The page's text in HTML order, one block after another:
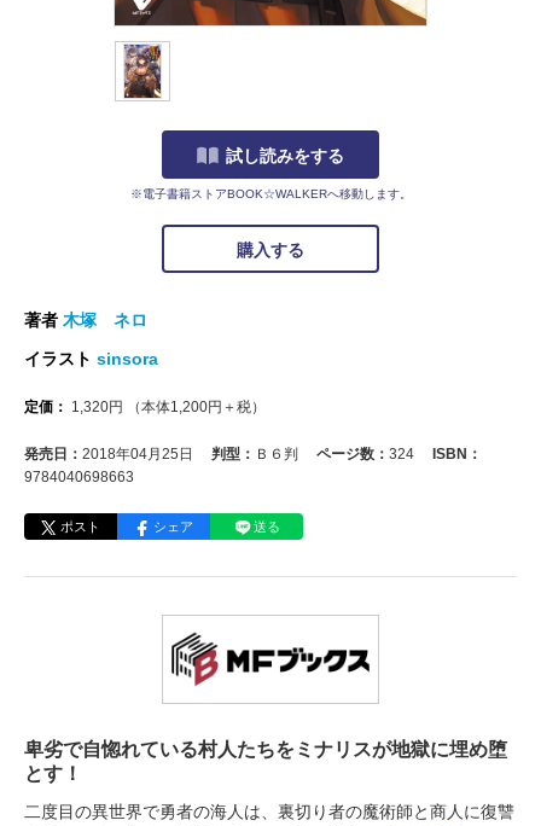
試し読みをする
※電子書籍ストアBOOK☆WALKERへ移動します。
購入する
著者 木塚 ネロ
イラスト sinsora
定価： 1,320円 （本体1,200円＋税）
発売日： 2018年04月25日 判型： Ｂ６判 ページ数： 324
ISBN：
9784040698663
ポスト シェア 送る
卑劣で自惚れている村人たちをミナリスが地獄に埋め堕
とす！
二度目の異世界で勇者の海人は、裏切り者の魔術師と商人に復讐